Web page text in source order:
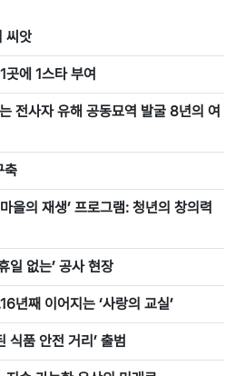
씨앗
곳에 1스타 부여
전사자 유해 공동묘역 발굴 8년의 여
축
의 재생’ 프로그램: 청년의 창의력
일 없는’ 공사 현장
년째 이어지는 ‘사랑의 교실’
식품 안전 거리’ 출범